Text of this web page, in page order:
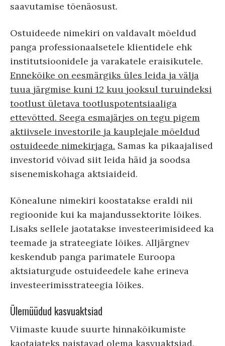
saavutamise tõenäosust.
Ostuideede nimekiri on valdavalt mõeldud
panga professionaalsetele klientidele ehk
institutsioonidele ja varakatele eraisikutele.
Ennekõike on eesmärgiks üles leida ja välja
tuua järgmise kuni 12 kuu jooksul turuindeksi
tootlust ületava tootluspotentsiaaliga
ettevõtted. Seega esmajärjes on tegu pigem
aktiivsele investorile ja kauplejale mõeldud
ostuideede nimekirjaga. Samas ka pikaajalised
investorid võivad siit leida häid ja soodsa
sisenemiskohaga aktsiaideid.
Kõnealune nimekiri koostatakse eraldi nii
regioonide kui ka majandussektorite lõikes.
Lisaks sellele jaotatakse investeerimisideed ka
teemade ja strateegiate lõikes. Alljärgnev
keskendub panga parimatele Euroopa
aktsiaturgude ostuideedele kahe erineva
investeerimisstrateegia lõikes.
Ülemüüdud kasvuaktsiad
Viimaste kuude suurte hinnakõikumiste
kaotajateks paistavad olema kasvuaktsiad.